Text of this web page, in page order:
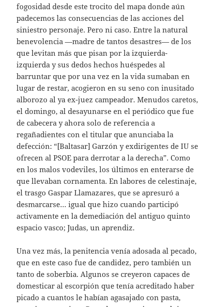
fogosidad desde este trocito del mapa donde aún
padecemos las consecuencias de las acciones del
siniestro personaje. Pero ni caso. Entre la natural
benevolencia —madre de tantos desastres— de los
que levitan más que pisan por la izquierda-
izquierda y sus dedos hechos huéspedes al
barruntar que por una vez en la vida sumaban en
lugar de restar, acogieron en su seno con inusitado
alborozo al ya ex-juez campeador. Menudos caretos,
el domingo, al desayunarse en el periódico que fue
de cabecera y ahora solo de referencia a
regañadientes con el titular que anunciaba la
defección: “[Baltasar] Garzón y exdirigentes de IU se
ofrecen al PSOE para derrotar a la derecha”. Como
en los malos vodeviles, los últimos en enterarse de
que llevaban cornamenta. En labores de celestinaje,
el trasgo Gaspar Llamazares, que se apresuró a
desmarcarse… igual que hizo cuando participó
activamente en la demediación del antiguo quinto
espacio vasco; Judas, un aprendiz.
Una vez más, la penitencia venía adosada al pecado,
que en este caso fue de candidez, pero también un
tanto de soberbia. Algunos se creyeron capaces de
domesticar al escorpión que tenía acreditado haber
picado a cuantos le habían agasajado con pasta,